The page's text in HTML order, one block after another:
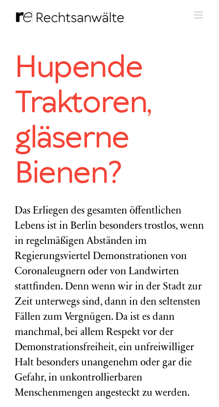
Inhalt
Hupende
Traktoren,
gläserne
Bienen?
Das Erliegen des gesamten öffentlichen
Lebens ist in Berlin besonders trostlos, wenn
in regelmäßigen Abständen im
Regierungsviertel Demonstrationen von
Coronaleugnern oder von Landwirten
stattfinden. Denn wenn wir in der Stadt zur
Zeit unterwegs sind, dann in den seltensten
Fällen zum Vergnügen. Da ist es dann
manchmal, bei allem Respekt vor der
Demonstrationsfreiheit, ein unfreiwilliger
Halt besonders unangenehm oder gar die
Gefahr, in unkontrollierbaren
Menschenmengen angesteckt zu werden.